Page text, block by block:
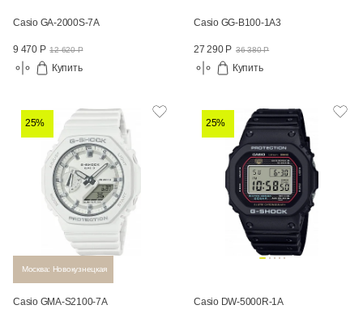
Casio GA-2000S-7A
9 470 Р 12 620 Р
Купить
Casio GG-B100-1A3
27 290 Р 36 380 Р
Купить
25%
Москва: Новокузнецкая
Casio GMA-S2100-7A
25%
Casio DW-5000R-1A